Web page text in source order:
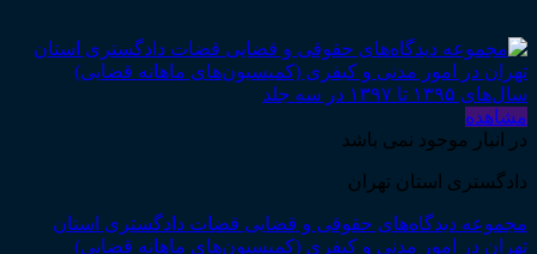
مشاهده
در انبار موجود نمی باشد
دادگستری استان تهران
مجموعه دیدگاه‌های حقوقی و قضایی قضات دادگستری استان
تهران در امور مدنی و کیفری (کمیسیون‌های ماهانه قضایی)